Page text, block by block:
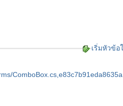
เริ่มหัวข้อ
ComboBox.cs,e83c7b91eda8635a